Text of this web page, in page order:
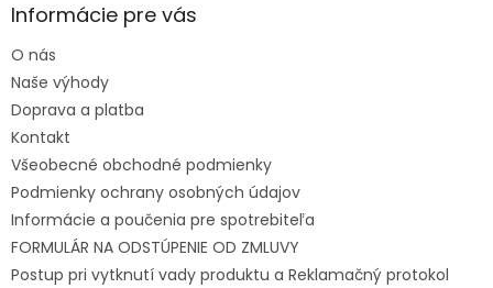
Informácie pre vás
O nás
Naše výhody
Doprava a platba
Kontakt
Všeobecné obchodné podmienky
Podmienky ochrany osobných údajov
Informácie a poučenia pre spotrebiteľa
FORMULÁR NA ODSTÚPENIE OD ZMLUVY
Postup pri vytknutí vady produktu a Reklamačný protokol